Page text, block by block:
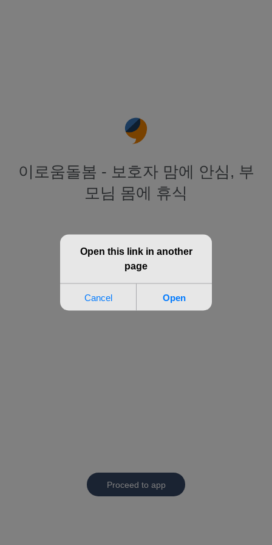
이로움돌봄 - 보호자 맘에 안심, 부
모님 몸에 휴식
Proceed to app